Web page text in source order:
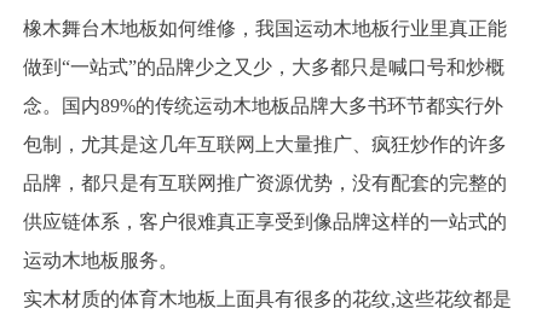
橡木舞台木地板如何维修，我国运动木地板行业里真正能
做到“一站式”的品牌少之又少，大多都只是喊口号和炒概
念。国内89%的传统运动木地板品牌大多书环节都实行外
包制，尤其是这几年互联网上大量推广、疯狂炒作的许多
品牌，都只是有互联网推广资源优势，没有配套的完整的
供应链体系，客户很难真正享受到像品牌这样的一站式的
运动木地板服务。
实木材质的体育木地板上面具有很多的花纹,这些花纹都是